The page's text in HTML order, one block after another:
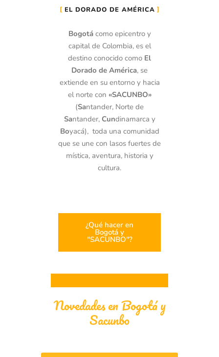
EL DORADO DE AMÉRICA
Bogotácomo epicentro y
capital de Colombia, es el
destino conocido como El
Dorado de América, se
extiende en su entorno y hacia
el norte con «SACUNBO»
(Santander, Norte de
Santander, Cundinamarca y
Boyacá), toda una comunidad
que se une con lasos fuertes de
mística, aventura, historia y
cultura.
¿Qué hacer en
Bogotá y
"SACUNBO"?
Novedades en Bogotá y
Sacunbo​